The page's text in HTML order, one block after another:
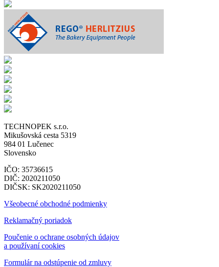
TECHNOPEK s.r.o.
Mikušovská cesta 5319
984 01 Lučenec
Slovensko
IČO: 35736615
DIČ: 2020211050
DIČSK: SK2020211050
Všeobecné obchodné podmienky
Reklamačný poriadok
Poučenie o ochrane osobných údajov
a používaní cookies
Formulár na odstúpenie od zmluvy